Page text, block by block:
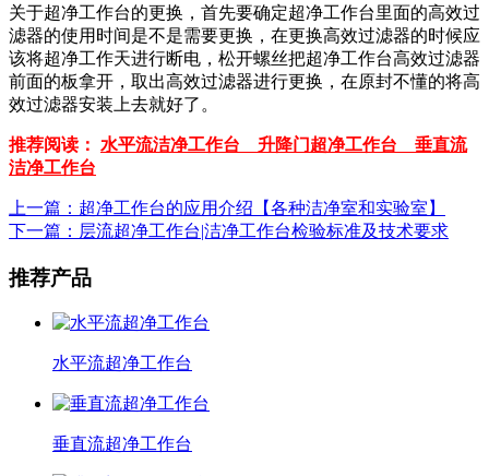
关于超净工作台的更换，首先要确定超净工作台里面的高效过
滤器的使用时间是不是需要更换，在更换高效过滤器的时候应
该将超净工作天进行断电，松开螺丝把超净工作台高效过滤器
前面的板拿开，取出高效过滤器进行更换，在原封不懂的将高
效过滤器安装上去就好了。
推荐阅读： 水平流洁净工作台 升降门超净工作台 垂直流
洁净工作台
上一篇：超净工作台的应用介绍【各种洁净室和实验室】
下一篇：层流超净工作台|洁净工作台检验标准及技术要求
推荐产品
水平流超净工作台
垂直流超净工作台